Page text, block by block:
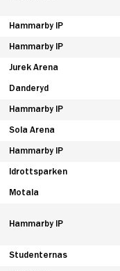
Hammarby IP
Hammarby IP
Jurek Arena
Danderyd
Hammarby IP
Sola Arena
Hammarby IP
Idrottsparken
Motala
Hammarby IP
Studenternas